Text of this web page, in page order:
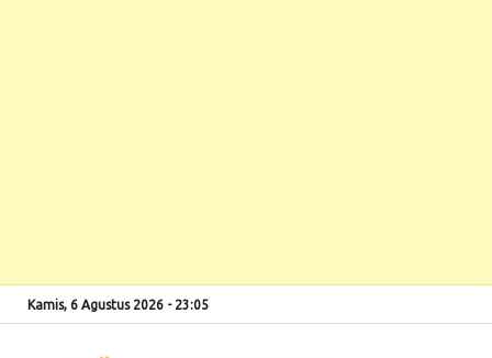
Kamis, 6 Agustus 2026 - 23:05